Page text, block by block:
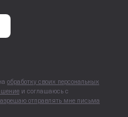
обработку своих персональных
и соглашаюсь с
отправлять мне письма